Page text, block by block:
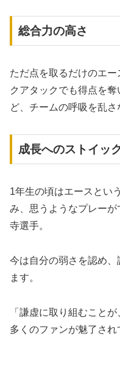
総合力の高さ
ただ点を取るだけのエ
クアタックでも得点を
ど、チームの呼吸を乱さ
成長へのストイッ
1年生の頃はエースとい
み、思うようなプレー
寺選手。
今は自分の弱さを認め
ます。
「謙虚に取り組むこと
多くのファンが魅了され